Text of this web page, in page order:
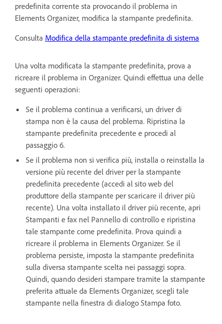
predefinita corrente sta provocando il problema in
Elements Organizer, modifica la stampante predefinita.
Consulta Modifica della stampante predefinita di sistema
Una volta modificata la stampante predefinita, prova a
ricreare il problema in Organizer. Quindi effettua una delle
seguenti operazioni:
Se il problema continua a verificarsi, un driver di
stampa non è la causa del problema. Ripristina la
stampante predefinita precedente e procedi al
passaggio 6.
Se il problema non si verifica più, installa o reinstalla la
versione più recente del driver per la stampante
predefinita precedente (accedi al sito web del
produttore della stampante per scaricare il driver più
recente). Una volta installato il driver più recente, apri
Stampanti e fax nel Pannello di controllo e ripristina
tale stampante come predefinita. Prova quindi a
ricreare il problema in Elements Organizer. Se il
problema persiste, imposta la stampante predefinita
sulla diversa stampante scelta nei passaggi sopra.
Quindi, quando desideri stampare tramite la stampante
preferita attuale da Elements Organizer, scegli tale
stampante nella finestra di dialogo Stampa foto.